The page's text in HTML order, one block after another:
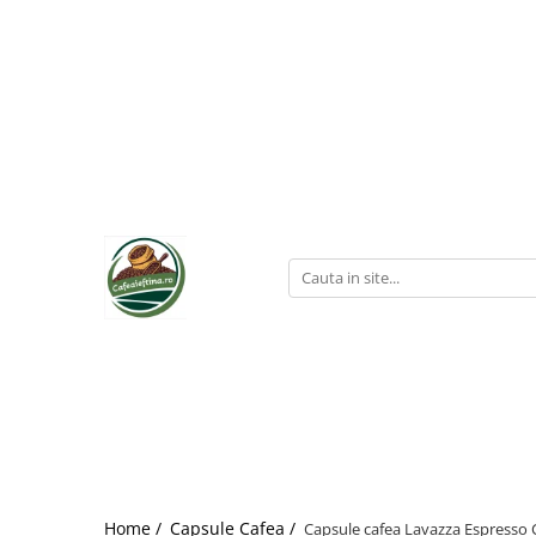
Home / Capsule Cafea / Capsule cafea Lavazza